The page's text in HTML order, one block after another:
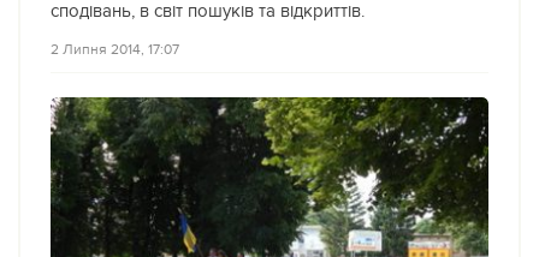
сподівань, в світ пошуків та відкриттів.
2 Липня 2014, 17:07